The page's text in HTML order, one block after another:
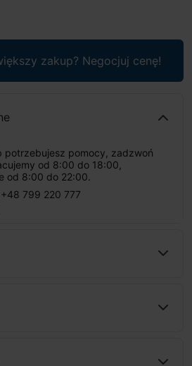
zakup? Negocjuj cenę!
potrzebujesz pomocy, zadzwoń
od 8:00 do 18:00,
od 8:00 do 22:00.
+48 799 220 777